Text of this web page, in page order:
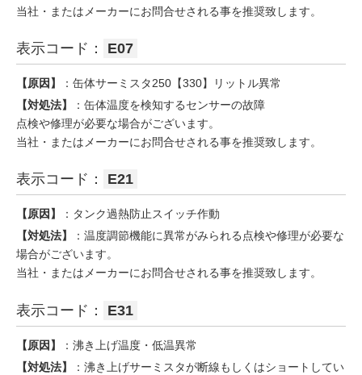
当社・またはメーカーにお問合せされる事を推奨致します。
表示コード： E07
【原因】
：缶体サーミスタ250【330】リットル異常
【対処法】
：缶体温度を検知するセンサーの故障
点検や修理が必要な場合がございます。
当社・またはメーカーにお問合せされる事を推奨致します。
表示コード： E21
【原因】
：タンク過熱防止スイッチ作動
【対処法】
：温度調節機能に異常がみられる点検や修理が必要な
場合がございます。
当社・またはメーカーにお問合せされる事を推奨致します。
表示コード： E31
【原因】
：沸き上げ温度・低温異常
【対処法】
：沸き上げサーミスタが断線もしくはショートしてい